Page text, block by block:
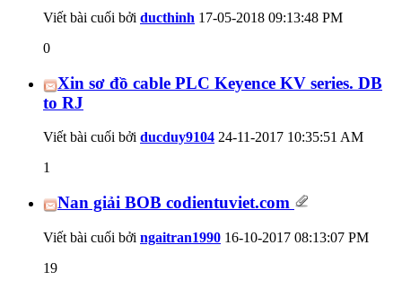
Viết bài cuối bởi ducthinh 17-05-2018 09:13:48 PM
0
Xin sơ đồ cable PLC Keyence KV series. DB
to RJ
Viết bài cuối bởi ducduy9104 24-11-2017 10:35:51 AM
1
Nan giải BOB codientuviet.com
Viết bài cuối bởi ngaitran1990 16-10-2017 08:13:07 PM
19